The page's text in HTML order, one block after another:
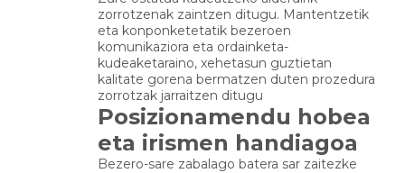
zorrotzenak zaintzen ditugu. Mantentzetik
eta konponketetatik bezeroen
komunikaziora eta ordainketa-
kudeaketaraino, xehetasun guztietan
kalitate gorena bermatzen duten prozedura
zorrotzak jarraitzen ditugu
Posizionamendu hobea
eta irismen handiagoa
Bezero-sare zabalago batera sar zaitezke